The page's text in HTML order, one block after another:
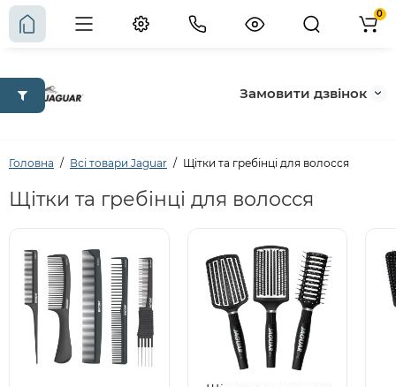
Замовити дзвінок
0
Головна Всі товари Jaguar Щітки та гребінці для волосся
Щітки та гребінці для волосся